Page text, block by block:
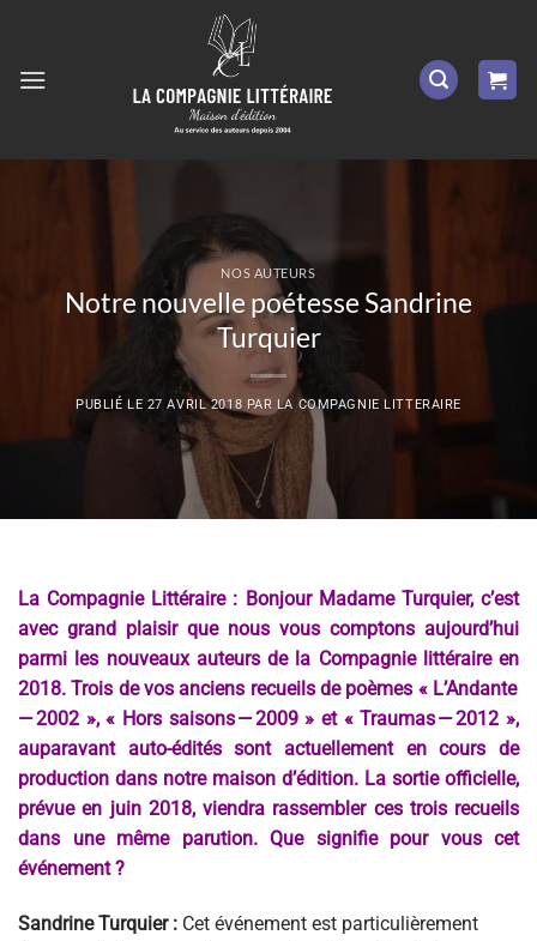
contenu
NOS AUTEURS
Notre nouvelle poétesse Sandrine
Turquier
PUBLIÉ LE 27 AVRIL 2018 PAR LA COMPAGNIE LITTERAIRE
La Compagnie Littéraire : Bonjour Madame Turquier, c’est
avec grand plaisir que nous vous comptons aujourd’hui
parmi les nouveaux auteurs de la Compagnie littéraire en
2018. Trois de vos anciens recueils de poèmes « L’Andante
— 2002 », « Hors saisons — 2009 » et « Traumas — 2012 »,
auparavant auto-édités sont actuellement en cours de
production dans notre maison d’édition. La sortie officielle,
prévue en juin 2018, viendra rassembler ces trois recueils
dans une même parution. Que signifie pour vous cet
événement ?
Sandrine Turquier : Cet événement est particulièrement